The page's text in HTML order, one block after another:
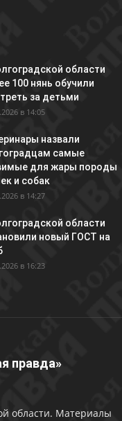
области
100 нянь обучили
за детьми
в 14:05
назвали
самые
для жары породы
и собак
в 14:27
области
новый ГОСТ на
в 16:23
правда»
области. Материалы